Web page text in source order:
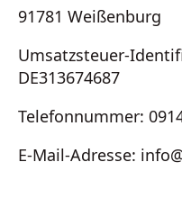
91781 Weißenburg
Umsatzsteuer-
DE313674687
Telefonnummer:
E-Mail-Adresse: